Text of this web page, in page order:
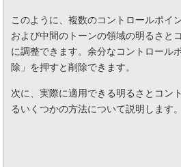
このように、複数のコントロールポイ
および中間のトーンの領域の明るさと
に調整できます。余分なコントロール
除」を押すと削除できます。
次に、実際に適用できる明るさとコン
るいくつかの方法について説明します。